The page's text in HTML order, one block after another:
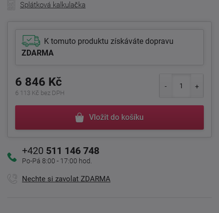
Splátková kalkulačka
K tomuto produktu získáváte dopravu
ZDARMA
6 846 Kč
6 113 Kč bez DPH
Vložit do košíku
+420 511 146 748
Po-Pá 8:00 - 17:00 hod.
Nechte si zavolat ZDARMA